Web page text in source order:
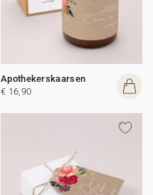
Apothekerskaarsen
€ 16,90